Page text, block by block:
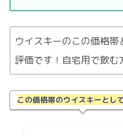
ウイスキーのこの価格
評価です！自宅用で飲
この価格帯のウイスキーとし